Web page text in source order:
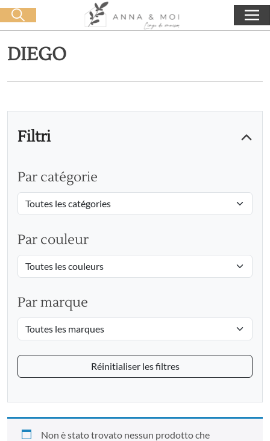
Consegna gratuita a partire da 60€ di acquisto 0,00€
DIEGO
Filtri
Par catégorie
Par couleur
Par marque
Réinitialiser les filtres
Non è stato trovato nessun prodotto che